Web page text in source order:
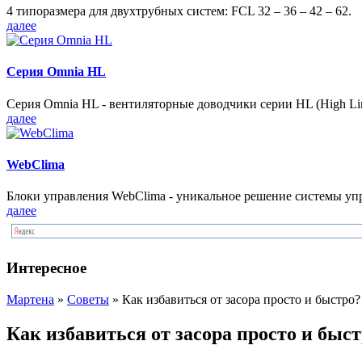
4 типоразмера для двухтрубных систем: FCL 32 – 36 – 42 – 62.
далее
Серия Omnia HL
Серия Omnia HL - вентиляторные доводчики серии HL (High
далее
WebClima
Блоки упрaвлeния WebClima - уникальное решение системы
далее
Интересное
Мартена » Советы » Как избавиться от засора просто и быстро?
Как избавиться от засора просто и